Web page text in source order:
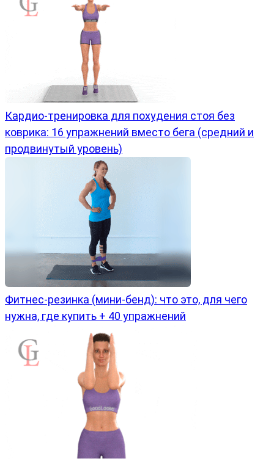
Кардио-тренировка для похудения стоя без
коврика: 16 упражнений вместо бега (средний и
продвинутый уровень)
Фитнес-резинка (мини-бенд): что это, для чего
нужна, где купить + 40 упражнений